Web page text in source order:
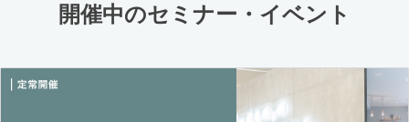
開催中のセミナー・イベント